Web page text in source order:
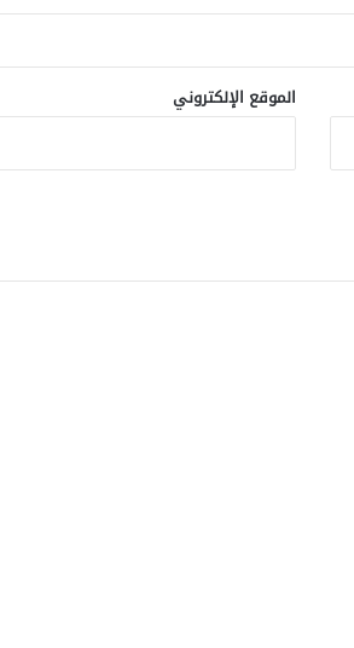
الموقع الإلكتروني